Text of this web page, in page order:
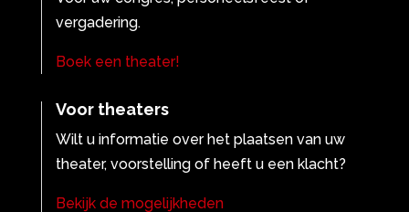
vergadering.
Boek een theater!
Voor theaters
Wilt u informatie over het plaatsen van uw
theater, voorstelling of heeft u een klacht?
Bekijk de mogelijkheden